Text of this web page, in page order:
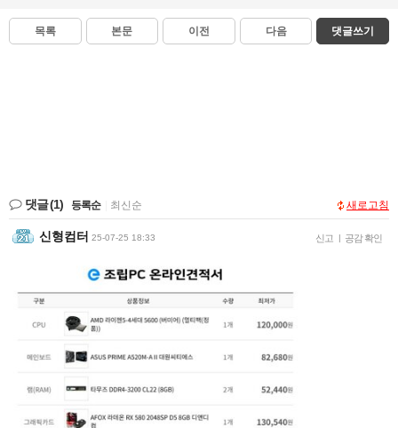
목록 본문 이전 다음 댓글쓰기
댓글(1) 등록순 최신순 새로고침
신형컴터 25-07-25 18:33 신고 | 공감 확인